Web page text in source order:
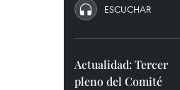
ESCUCHAR
Actualidad: Tercer
pleno del Comité